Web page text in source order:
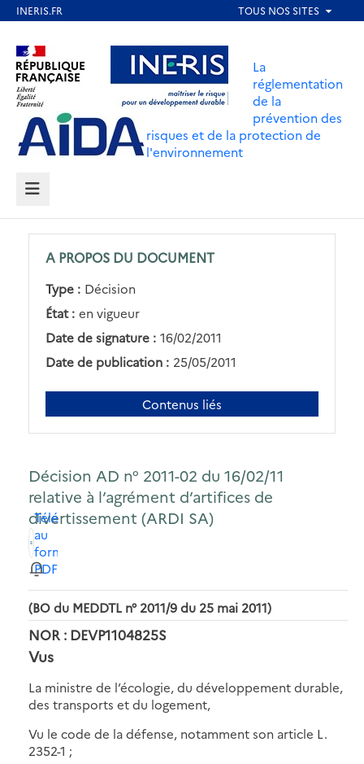
contenu
principal
Aller au contenu Aller au menu
Aller au pied de page
La
réglementation
de la
prévention des
risques et de la protection de
l'environnement
MENU
A PROPOS DU DOCUMENT
Type : Décision
État : en vigueur
Date de signature : 16/02/2011
Date de publication : 25/05/2011
Contenus liés
Décision AD n° 2011-02 du 16/02/11
relative à l’agrément d’artifices de
divertissement (ARDI SA)
Télécharger
au
format
PDF
(BO du MEDDTL n° 2011/9 du 25 mai 2011)
NOR : DEVP1104825S
Vus
La ministre de l’écologie, du développement durable,
des transports et du logement,
Vu le code de la défense, notamment son article L.
2352-1 ;